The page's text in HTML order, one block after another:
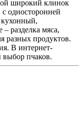
широкий клинок
односторонней
кухонный,
разделка мяса,
разных продуктов.
В интернет-
выбор пчаков.